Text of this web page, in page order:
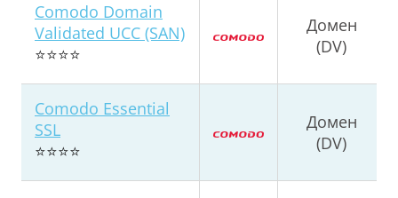
Comodo Domain
Validated UCC (SAN)
⭐⭐⭐⭐
Домен
(DV)
Comodo Essential
SSL
⭐⭐⭐⭐
Домен
(DV)